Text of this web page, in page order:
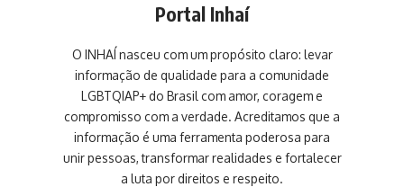
Portal Inhaí
O INHAÍ nasceu com um propósito claro: levar
informação de qualidade para a comunidade
LGBTQIAP+ do Brasil com amor, coragem e
compromisso com a verdade. Acreditamos que a
informação é uma ferramenta poderosa para
unir pessoas, transformar realidades e fortalecer
a luta por direitos e respeito.